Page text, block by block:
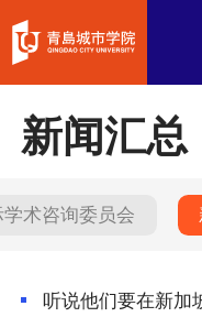
新闻汇总
学术咨询委员会
听说他们要在新加